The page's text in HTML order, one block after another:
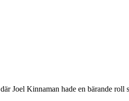
Joel Kinnaman hade en bärande roll